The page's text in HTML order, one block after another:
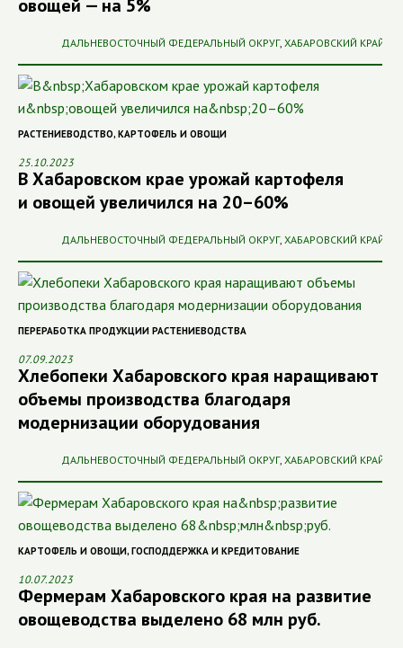
овощей — на 5%
ДАЛЬНЕВОСТОЧНЫЙ ФЕДЕРАЛЬНЫЙ ОКРУГ, ХАБАРОВСКИЙ КРАЙ
РАСТЕНИЕВОДСТВО, КАРТОФЕЛЬ И ОВОЩИ
25.10.2023
В Хабаровском крае урожай картофеля
и овощей увеличился на 20–60%
ДАЛЬНЕВОСТОЧНЫЙ ФЕДЕРАЛЬНЫЙ ОКРУГ, ХАБАРОВСКИЙ КРАЙ
ПЕРЕРАБОТКА ПРОДУКЦИИ РАСТЕНИЕВОДСТВА
07.09.2023
Хлебопеки Хабаровского края наращивают
объемы производства благодаря
модернизации оборудования
ДАЛЬНЕВОСТОЧНЫЙ ФЕДЕРАЛЬНЫЙ ОКРУГ, ХАБАРОВСКИЙ КРАЙ
КАРТОФЕЛЬ И ОВОЩИ, ГОСПОДДЕРЖКА И КРЕДИТОВАНИЕ
10.07.2023
Фермерам Хабаровского края на развитие
овощеводства выделено 68 млн руб.